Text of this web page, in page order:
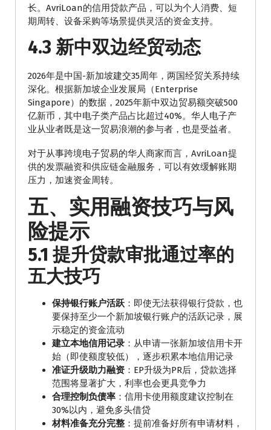
长。AvriLoan的信用贷款产品，可以为个人消费、短
期周转、设备采购等场景提供灵活的资金支持。
4.3 新中双边经贸动态
2026年是中国-新加坡建交35周年，两国经贸关系持续
深化。根据新加坡企业发展局（Enterprise
Singapore）的数据，2025年新中双边贸易额突破500
亿新币，其中电子类产品占比超过40%。华人电子产
业从业者既是这一贸易浪潮的参与者，也是受益者。
对于从事跨境电子贸易的华人商家而言，AvriLoan提
供的发票融资和供应链金融服务，可以有效缓解账期
压力，加速资金周转。
五、实用融资技巧与风
险提示
5.1 提升贷款审批通过率的
五大技巧
保持银行账户活跃 ：即使无法获得银行贷款，也
要保持至少一个新加坡银行账户的活跃记录，展
示稳定的资金流动
建立本地信用记录 ：从申请一张新加坡信用卡开
始（即使额度较低），逐步积累本地信用记录
准证升级助力融资 ：EP升级为PR后，贷款选择
范围将显著扩大，利率也会更具竞争力
合理控制负债率 ：信用卡使用额度建议控制在
30%以内，避免多头借贷
材料准备充分完整 ：提前准备好所有申请材料，